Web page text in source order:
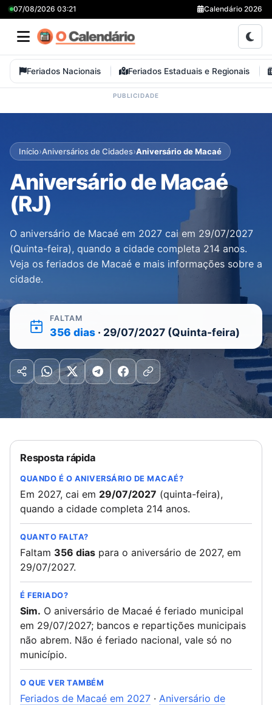
07/08/2026 03:21 Calendário 2026
Feriados Nacionais Feriados Estaduais e Regionais
Início›Aniversários de Cidades›Aniversário de Macaé
Aniversário de Macaé
(RJ)
O aniversário de Macaé em 2027 cai em 29/07/2027
(Quinta-feira), quando a cidade completa 214 anos.
Veja os feriados de Macaé e mais informações sobre a
cidade.
FALTAM
356 dias · 29/07/2027 (Quinta-feira)
Resposta rápida
QUANDO É O ANIVERSÁRIO DE MACAÉ?
Em 2027, cai em 29/07/2027 (quinta-feira),
quando a cidade completa 214 anos.
QUANTO FALTA?
Faltam 356 dias para o aniversário de 2027, em
29/07/2027.
É FERIADO?
Sim. O aniversário de Macaé é feriado municipal
em 29/07/2027; bancos e repartições municipais
não abrem. Não é feriado nacional, vale só no
município.
O QUE VER TAMBÉM
Feriados de Macaé em 2027 · Aniversário de